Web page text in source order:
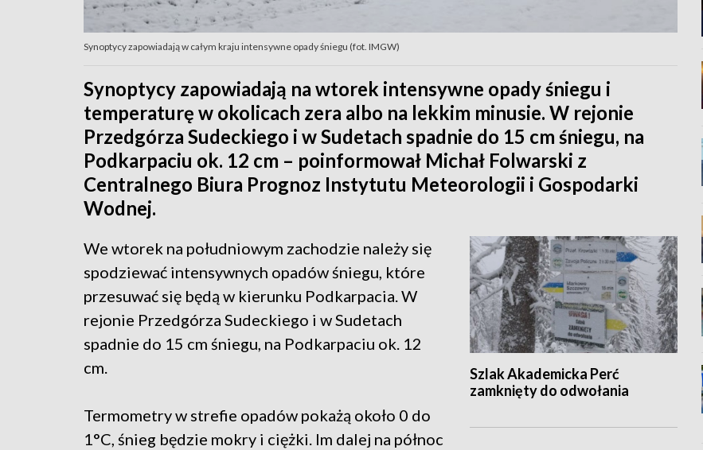
Synoptycy zapowiadają w całym kraju intensywne opady śniegu (fot. IMGW)
Synoptycy zapowiadają na wtorek intensywne opady śniegu i
temperaturę w okolicach zera albo na lekkim minusie. W rejonie
Przedgórza Sudeckiego i w Sudetach spadnie do 15 cm śniegu, na
Podkarpaciu ok. 12 cm – poinformował Michał Folwarski z
Centralnego Biura Prognoz Instytutu Meteorologii i Gospodarki
Wodnej.
Szlak Akademicka Perć
zamknięty do odwołania
We wtorek na południowym zachodzie należy się
spodziewać intensywnych opadów śniegu, które
przesuwać się będą w kierunku Podkarpacia. W
rejonie Przedgórza Sudeckiego i w Sudetach
spadnie do 15 cm śniegu, na Podkarpaciu ok. 12
cm.
Termometry w strefie opadów pokażą około 0 do
1°C, śnieg będzie mokry i ciężki. Im dalej na północ